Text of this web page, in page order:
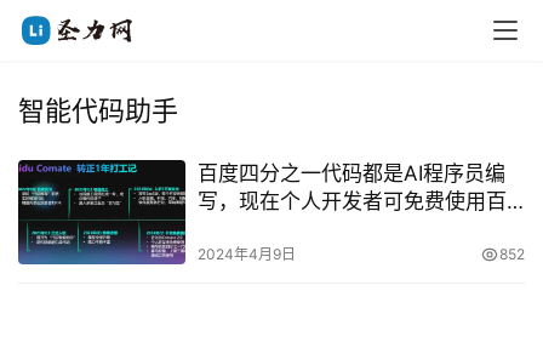
智能代码助手
百度四分之一代码都是AI程序员编
写，现在个人开发者可免费使用百
2024年4月9日 852